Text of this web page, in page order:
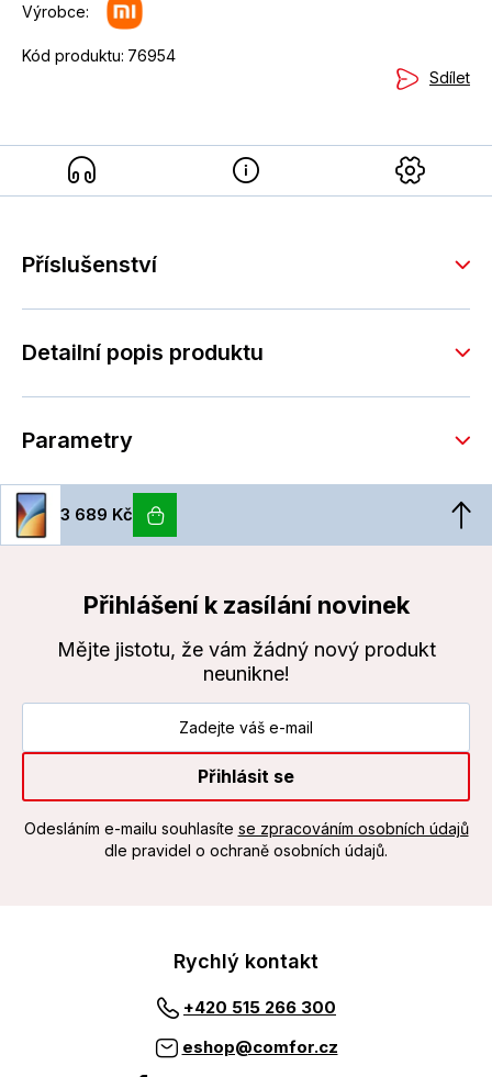
Výrobce:
Kód produktu: 76954
Sdílet
Příslušenství
Detailní popis produktu
Parametry
3 689 Kč
Přihlášení k zasílání novinek
Mějte jistotu, že vám žádný nový produkt
neunikne!
Přihlásit se
Odesláním e-mailu souhlasíte se zpracováním osobních údajů
dle pravidel o ochraně osobních údajů.
Rychlý kontakt
+420 515 266 300
eshop@comfor.cz